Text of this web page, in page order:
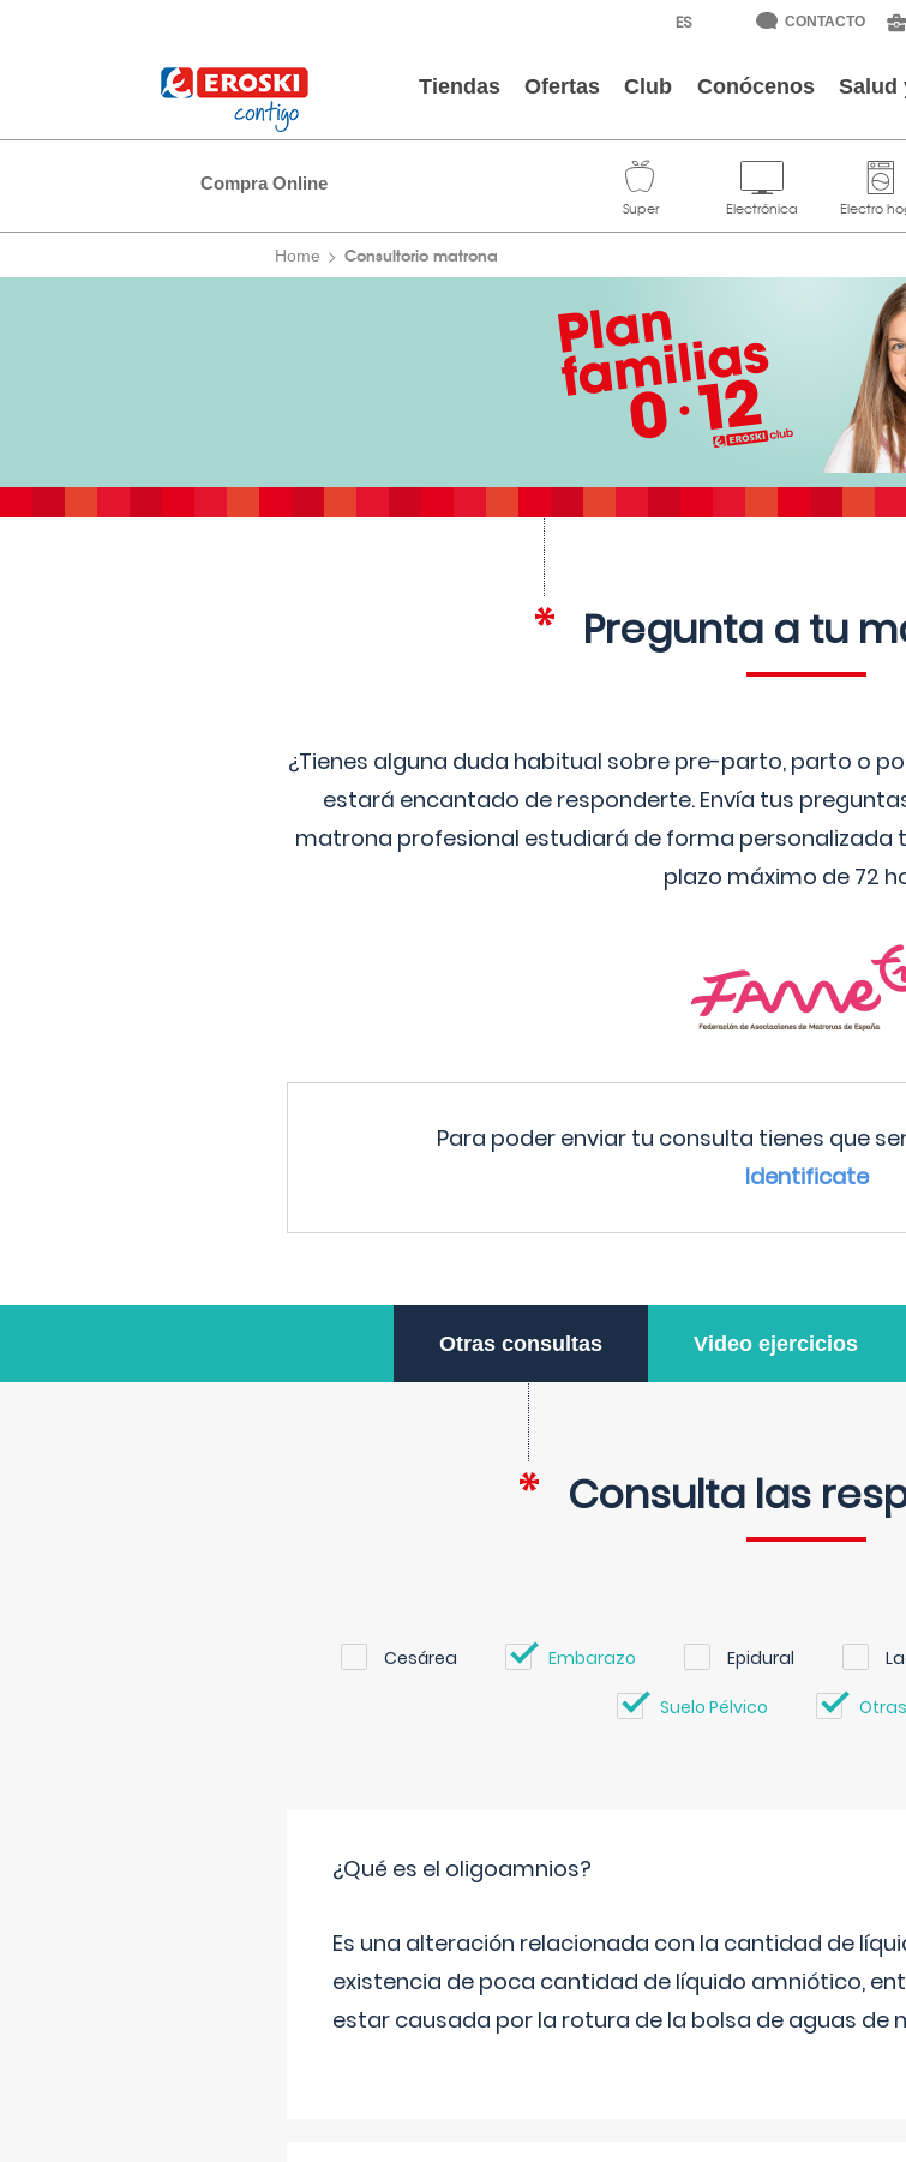
CONTACTO
Tiendas Ofertas Club Conócenos Salud
Compra Online
Home Consultorio matrona
Pregunta a tu
¿Tienes alguna duda habitual sobre pre-parto, parto o
estará encantado de responderte. Envía tus
matrona profesional estudiará de forma personalizada
plazo máximo de 72
Para poder enviar tu consulta tienes que
Identificate
Otras consultas Video ejercicios
Consulta las
Cesárea Embarazo Epidural
Suelo Pélvico
¿Qué es el oligoamnios?
Es una alteración relacionada con la cantidad de
existencia de poca cantidad de líquido amniótico,
estar causada por la rotura de la bolsa de aguas de